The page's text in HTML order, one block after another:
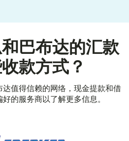
巴布达的汇款
款方式？
值得信赖的网络，现金提款和借
的服务商以了解更多信息。